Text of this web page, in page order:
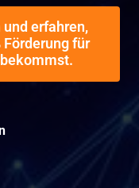
erfahren,
Förderung für